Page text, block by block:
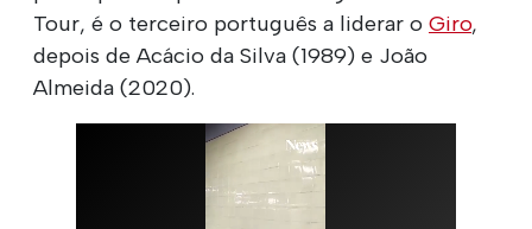
Tour, é o terceiro português a liderar o Giro,
depois de Acácio da Silva (1989) e João
Almeida (2020).